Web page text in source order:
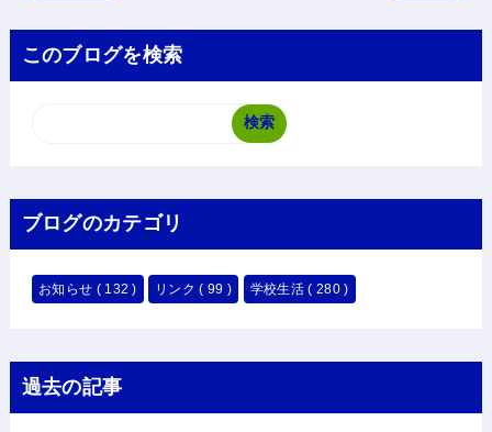
このブログを検索
ブログのカテゴリ
お知らせ ( 132 ) リンク( 99 ) 学校生活( 280 )
過去の記事